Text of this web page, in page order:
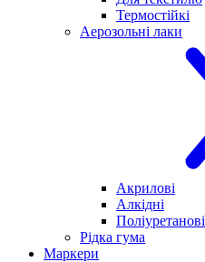
Термостійкі
Аерозольні лаки
Акрилові
Алкідні
Поліуретанові
Рідка гума
Маркери